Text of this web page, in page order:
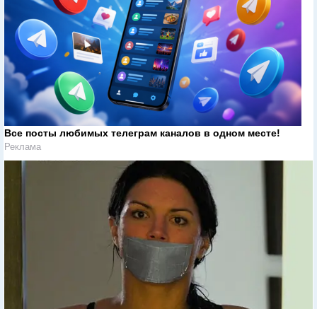
Все посты любимых телеграм каналов в одном месте!
Реклама